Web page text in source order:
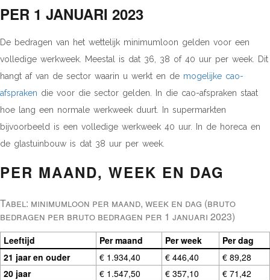
PER 1 JANUARI 2023
De bedragen van het wettelijk minimumloon gelden voor een
volledige werkweek. Meestal is dat 36, 38 of 40 uur per week. Dit
hangt af van de sector waarin u werkt en de mogelijke cao-
afspraken die voor die sector gelden. In die cao-afspraken staat
hoe lang een normale werkweek duurt. In supermarkten
bijvoorbeeld is een volledige werkweek 40 uur. In de horeca en
de glastuinbouw is dat 38 uur per week.
PER MAAND, WEEK EN DAG
Leeftijd Per maand Per week Per dag
Tabel: minimumloon per maand, week en dag (bruto
bedragen per bruto bedragen per 1 januari 2023)
21 jaar en ouder € 1.934,40 € 446,40
€ 89,28
20 jaar
€ 1.547,50 € 357,10
€ 71,42